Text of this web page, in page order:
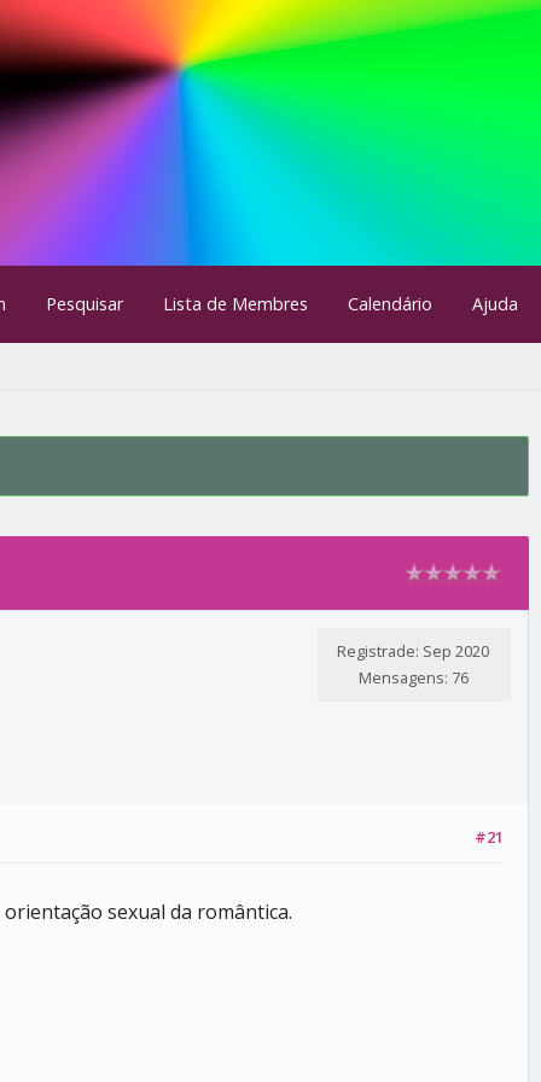
Pesquisar Lista de Membres Calendário Ajuda
Registrade: Sep 2020
Mensagens: 76
#21
sexual da romântica.